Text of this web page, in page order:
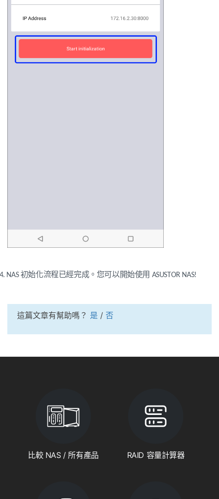
NAS 初始化流程已經完成。您可以開始使用 ASUSTOR NAS!
這篇文章有幫助嗎？ 是 / 否
比較 NAS / 所有產品 RAID 容量計算器